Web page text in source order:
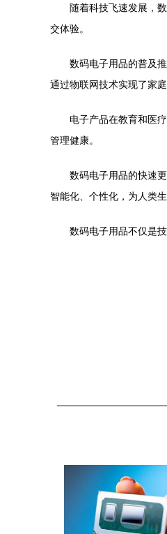
随着科技飞速发展，
交体验。
数码电子用品的普及
通过物联网技术实现了家
电子产品在教育和医
管理健康。
数码电子用品的快速
智能化、个性化，为人类
数码电子用品不仅是